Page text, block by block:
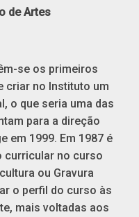
de Artes
se os primeiros
criar no Instituto um
o que seria uma das
para a direção
em 1999. Em 1987 é
curricular no curso
ou Gravura
o perfil do curso às
mais voltadas aos